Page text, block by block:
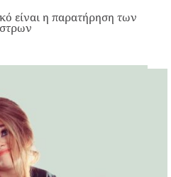
είναι η παρατήρηση των